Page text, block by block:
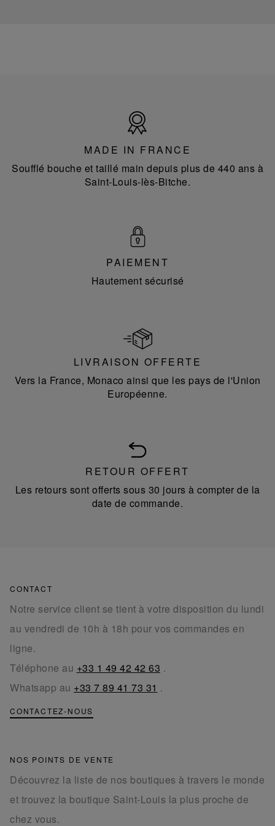
France
MADE IN FRANCE
Soufflé bouche et taillé main depuis plus de 440 ans à
Saint-Louis-lès-Bitche.
PAIEMENT
Hautement sécurisé
LIVRAISON OFFERTE
Vers la France, Monaco ainsi que les pays de l'Union
Européenne.
RETOUR OFFERT
Les retours sont offerts sous 30 jours à compter de la
date de commande.
CONTACT
Notre service client se tient à votre disposition du lundi
au vendredi de 10h à 18h pour vos commandes en
ligne.
Téléphone au +33 1 49 42 42 63 .
Whatsapp au +33 7 89 41 73 31 .
CONTACTEZ-NOUS
NOS POINTS DE VENTE
Découvrez la liste de nos boutiques à travers le monde
et trouvez la boutique Saint-Louis la plus proche de
chez vous.